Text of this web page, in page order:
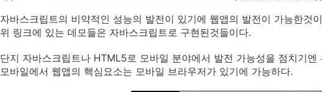
자바스크립트의 비약적인 성능의 발전이 있기에 웹앱의 발전이 가능한것
위 링크에 있는 데모들은 자바스크립트로 구현된것들이다.
단지 자바스크립트나 HTML5로 모바일 분야에서 발전 가능성을 점치기엔
모바일에서 웹앱의 핵심요소는 모바일 브라우저가 있기에 가능하다.